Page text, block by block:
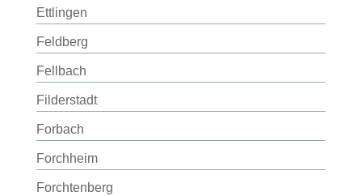
Ettlingen
Feldberg
Fellbach
Filderstadt
Forbach
Forchheim
Forchtenberg